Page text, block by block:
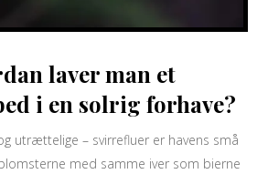
laver man et
i en solrig forhave?
utrættelige – svirrefluer er havens små
med samme iver som bierne